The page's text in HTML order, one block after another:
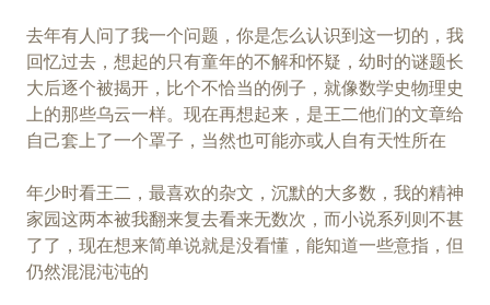
去年有人问了我一个问题，你是怎么认识到这一切的，我
回忆过去，想起的只有童年的不解和怀疑，幼时的谜题长
大后逐个被揭开，比个不恰当的例子，就像数学史物理史
上的那些乌云一样。现在再想起来，是王二他们的文章给
自己套上了一个罩子，当然也可能亦或人自有天性所在
年少时看王二，最喜欢的杂文，沉默的大多数，我的精神
家园这两本被我翻来复去看来无数次，而小说系列则不甚
了了，现在想来简单说就是没看懂，能知道一些意指，但
仍然混混沌沌的